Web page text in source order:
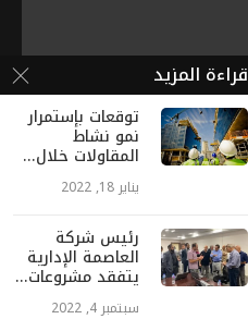
قراءة المزيد
توقعات بإستمرار
نمو نشاط
المقاولات خلال...
يناير 18, 2022
رئيس شركة
العاصمة الإدارية
يتفقد مشروعات...
سبتمبر 4, 2022